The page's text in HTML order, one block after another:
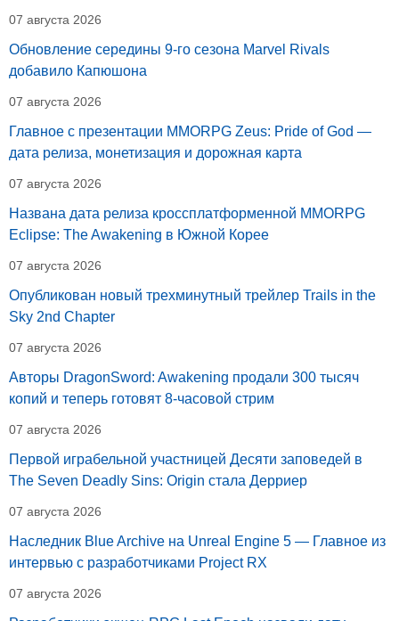
07 августа 2026
Обновление середины 9-го сезона Marvel Rivals
добавило Капюшона
07 августа 2026
Главное с презентации MMORPG Zeus: Pride of God —
дата релиза, монетизация и дорожная карта
07 августа 2026
Названа дата релиза кроссплатформенной MMORPG
Eclipse: The Awakening в Южной Корее
07 августа 2026
Опубликован новый трехминутный трейлер Trails in the
Sky 2nd Chapter
07 августа 2026
Авторы DragonSword: Awakening продали 300 тысяч
копий и теперь готовят 8-часовой стрим
07 августа 2026
Первой играбельной участницей Десяти заповедей в
The Seven Deadly Sins: Origin стала Дерриер
07 августа 2026
Наследник Blue Archive на Unreal Engine 5 — Главное из
интервью с разработчиками Project RX
07 августа 2026